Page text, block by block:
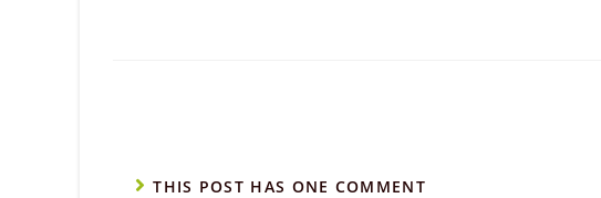
THIS POST HAS ONE COMMENT